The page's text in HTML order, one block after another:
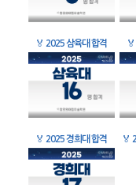
🏅 2025 삼육대 합격 🏅
🏅 2025 경희대 합격 🏅